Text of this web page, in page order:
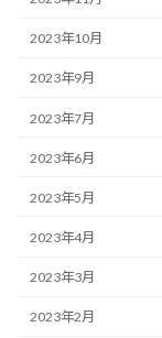
2023年10月
2023年9月
2023年7月
2023年6月
2023年5月
2023年4月
2023年3月
2023年2月